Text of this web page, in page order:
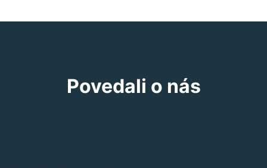
Povedali o nás